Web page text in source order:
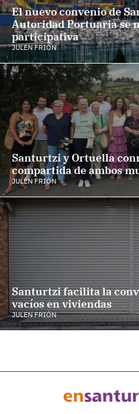
El nuevo convenio de
Autoridad Portuaria se
participativa
JULEN FRIÓN
Santurtzi y Ortuella
compartida de ambos
JULEN FRIÓN
Santurtzi facilita la
vacíos en viviendas
JULEN FRIÓN